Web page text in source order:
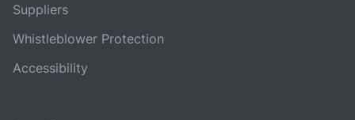
Suppliers
Whistleblower Protection
Accessibility